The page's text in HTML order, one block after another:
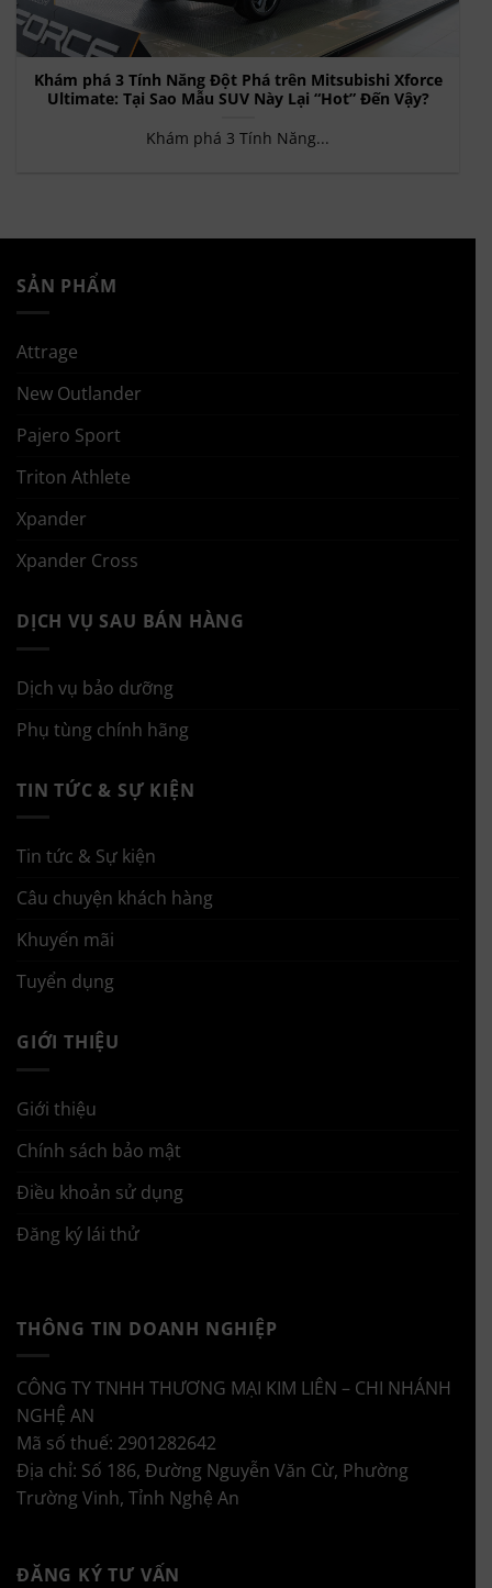
Khám phá 3 Tính Năng Đột Phá trên Mitsubishi Xforce
Ultimate: Tại Sao Mẫu SUV Này Lại “Hot” Đến Vậy?
Khám phá 3 Tính Năng...
SẢN PHẨM
Attrage
New Outlander
Pajero Sport
Triton Athlete
Xpander
Xpander Cross
DỊCH VỤ SAU BÁN HÀNG
Dịch vụ bảo dưỡng
Phụ tùng chính hãng
TIN TỨC & SỰ KIỆN
Tin tức & Sự kiện
Câu chuyện khách hàng
Khuyến mãi
Tuyển dụng
GIỚI THIỆU
Giới thiệu
Chính sách bảo mật
Điều khoản sử dụng
Đăng ký lái thử
THÔNG TIN DOANH NGHIỆP
CÔNG TY TNHH THƯƠNG MẠI KIM LIÊN – CHI NHÁNH
NGHỆ AN
Mã số thuế: 2901282642
Địa chỉ: Số 186, Đường Nguyễn Văn Cừ, Phường
Trường Vinh, Tỉnh Nghệ An
ĐĂNG KÝ TƯ VẤN